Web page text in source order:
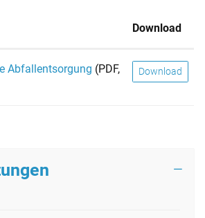
Download
Abfallentsorgung (PDF,
Download